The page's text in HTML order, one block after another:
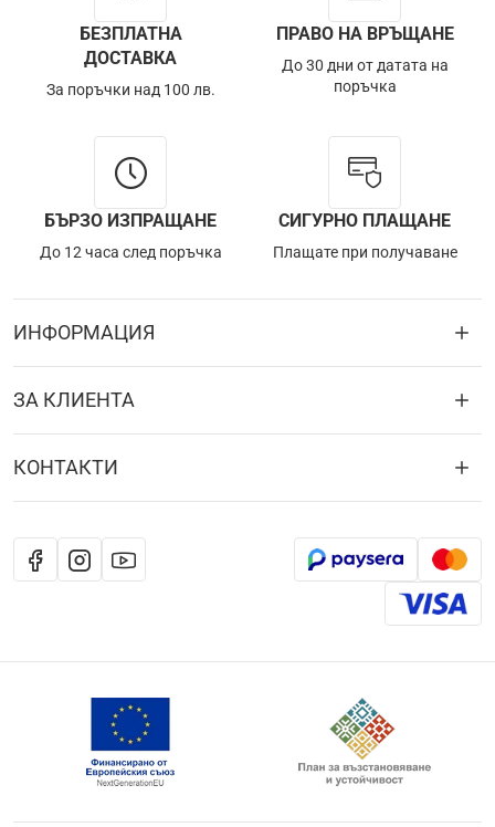
БЕЗПЛАТНА
ДОСТАВКА
За поръчки над 100 лв.
ПРАВО НА ВРЪЩАНЕ
До 30 дни от датата на
поръчка
БЪРЗО ИЗПРАЩАНЕ
До 12 часа след поръчка
СИГУРНО ПЛАЩАНЕ
Плащате при получаване
ИНФОРМАЦИЯ
ЗА КЛИЕНТА
КОНТАКТИ